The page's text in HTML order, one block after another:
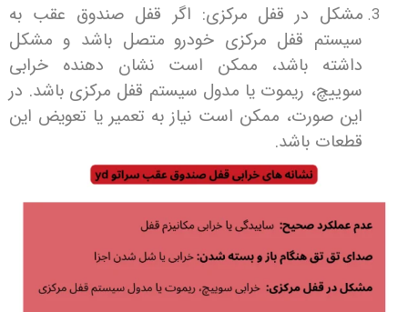
در قفل مرکزی: اگر قفل صندوق عقب به
قفل مرکزی خودرو متصل باشد و مشکل
باشد، ممکن است نشان دهنده خرابی
ریموت یا مدول سیستم قفل مرکزی باشد. در
صورت، ممکن است نیاز به تعمیر یا تعویض این
باشد.